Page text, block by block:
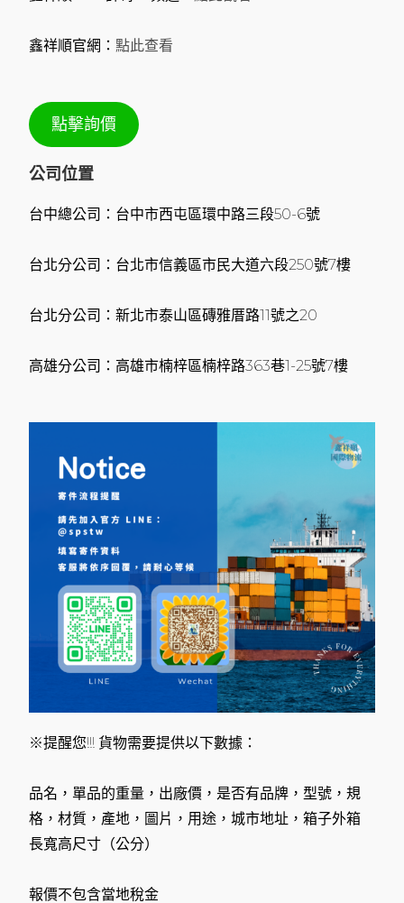
鑫祥順官網：點此查看
點擊詢價
公司位置
台中總公司：台中市西屯區環中路三段50-6號
台北分公司：台北市信義區市民大道六段250號7樓
台北分公司：新北市泰山區磚雅厝路11號之20
高雄分公司：高雄市楠梓區楠梓路363巷1-25號7樓
※提醒您!!! 貨物需要提供以下數據：
品名，單品的重量，出廠價，是否有品牌，型號，規
格，材質，產地，圖片，用途，城市地址，箱子外箱
長寬高尺寸（公分）
報價不包含當地稅金